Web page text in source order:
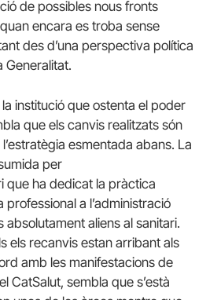
de possibles nous fronts
encara es troba sense
des d’una perspectiva política
Generalitat.
institució que ostenta el poder
que els canvis realitzats són
esmentada abans. La
per
que ha dedicat la pràctica
a l’administració
aliens al sanitari.
els recanvis estan arribant als
amb les manifestacions de
CatSalut, sembla que s’està